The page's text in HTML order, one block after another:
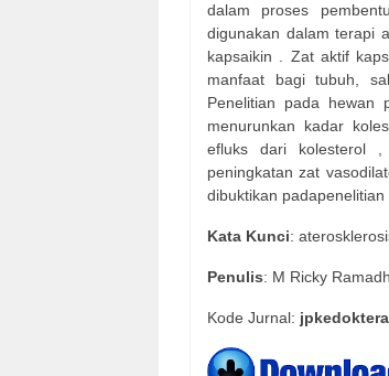
dalam proses
digunakan dalam terapi
kapsaikin . Zat aktif
manfaat bagi tubuh,
Penelitian pada hewan
menurunkan kadar
efluks dari kolesterol ,
peningkatan zat
dibuktikan
Kata Kunci:
Penulis: M Ricky
Kode Jurnal: